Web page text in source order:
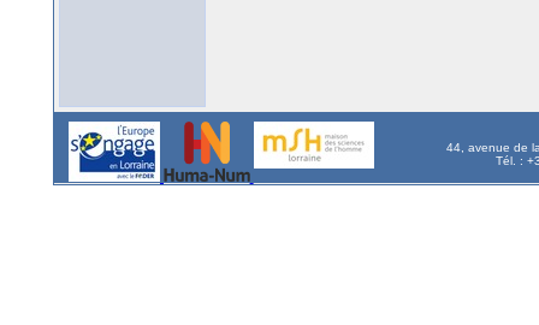
44, avenue de
Tél. :